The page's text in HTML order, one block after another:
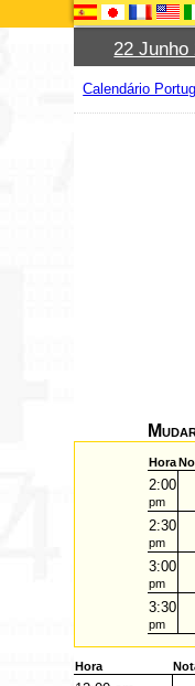
22 Junho
Calendário
Hora
2:00
pm
2:30
pm
3:00
pm
3:30
pm
Hora